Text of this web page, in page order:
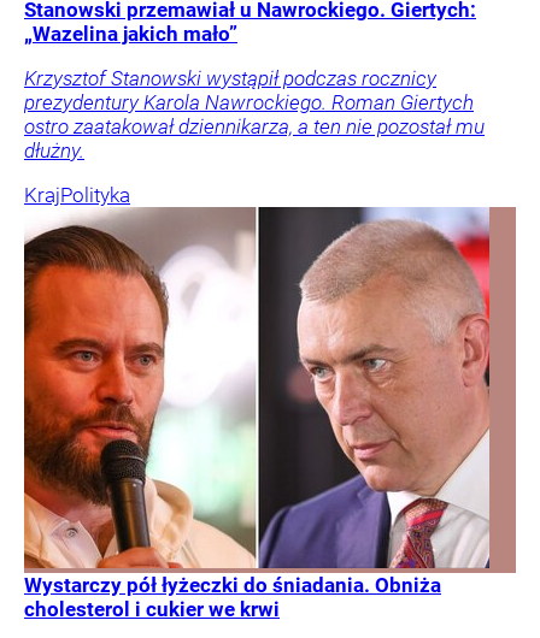
Stanowski przemawiał u Nawrockiego. Giertych:
„Wazelina jakich mało”
Krzysztof Stanowski wystąpił podczas rocznicy
prezydentury Karola Nawrockiego. Roman Giertych
ostro zaatakował dziennikarza, a ten nie pozostał mu
dłużny.
KrajPolityka
Wystarczy pół łyżeczki do śniadania. Obniża
cholesterol i cukier we krwi